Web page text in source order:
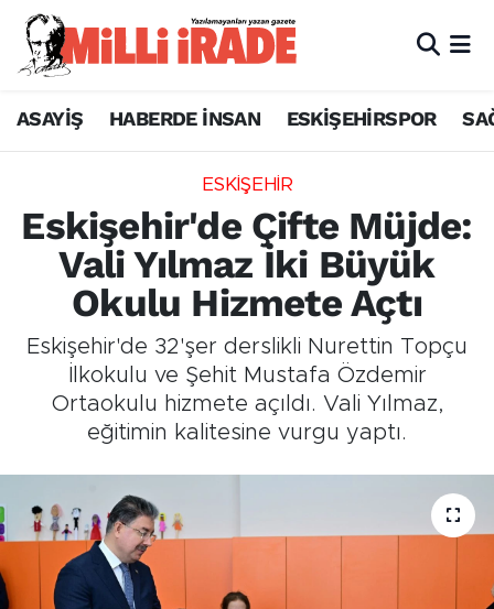
ASAYİŞ HABERDE İNSAN ESKİŞEHİRSPOR
ESKİŞEHİR
Eskişehir'de Çifte Müjde:
Vali Yılmaz İki Büyük
Okulu Hizmete Açtı
Eskişehir'de 32'şer derslikli Nurettin Topçu
İlkokulu ve Şehit Mustafa Özdemir
Ortaokulu hizmete açıldı. Vali Yılmaz,
eğitimin kalitesine vurgu yaptı.